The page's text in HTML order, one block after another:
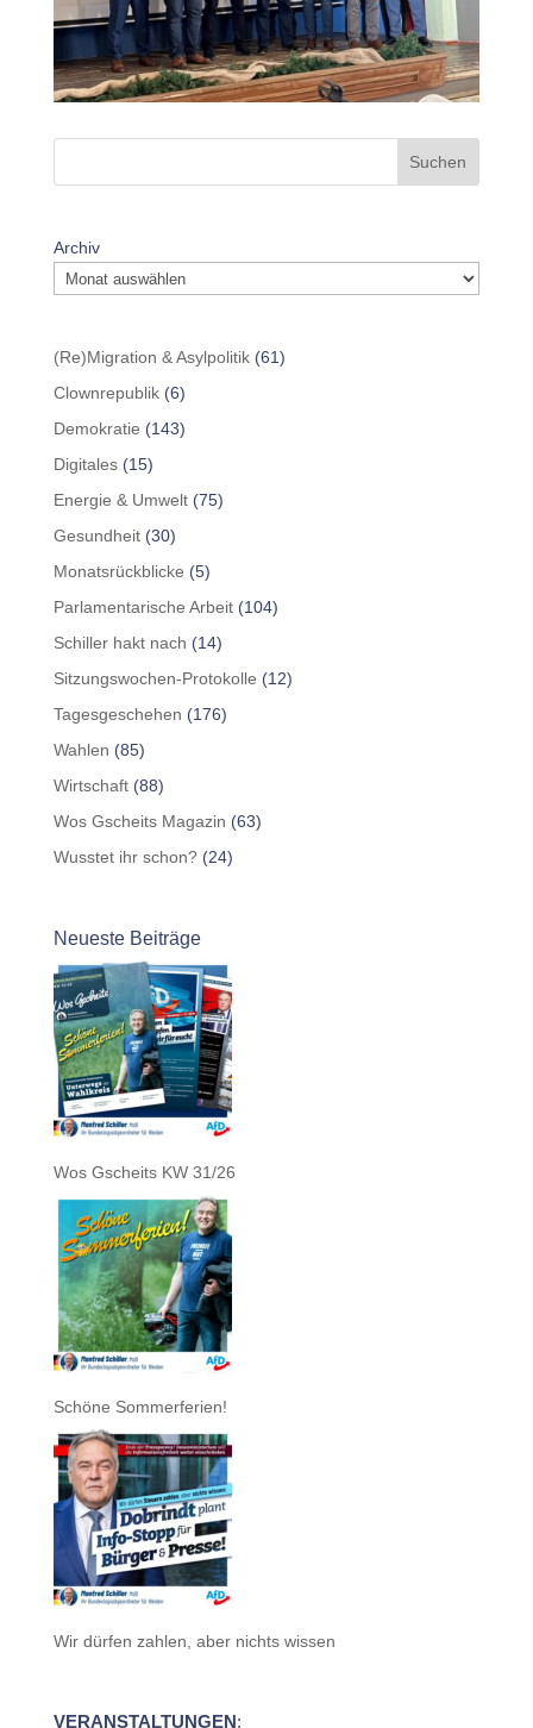
Suchen
Archiv
(Re)Migration & Asylpolitik(61)
Clownrepublik(6)
Demokratie (143)
Digitales(15)
Energie & Umwelt(75)
Gesundheit(30)
Monatsrückblicke (5)
Parlamentarische Arbeit(104)
Schiller hakt nach (14)
Sitzungswochen-Protokolle (12)
Tagesgeschehen (176)
Wahlen (85)
Wirtschaft(88)
Wos Gscheits Magazin (63)
Wusstet ihr schon?(24)
Neueste Beiträge
Wos Gscheits KW 31/26
Schöne Sommerferien!
Wir dürfen zahlen, aber nichts wissen
VERANSTALTUNGEN: